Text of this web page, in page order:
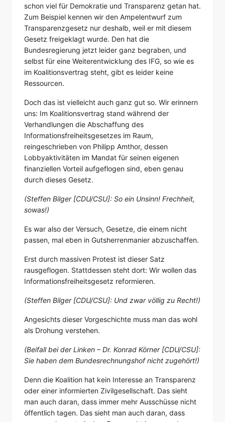
schon viel für Demokratie und Transparenz getan hat.
Zum Beispiel kennen wir den Ampelentwurf zum
Transparenzgesetz nur deshalb, weil er mit diesem
Gesetz freigeklagt wurde. Den hat die
Bundesregierung jetzt leider ganz begraben, und
selbst für eine Weiterentwicklung des IFG, so wie es
im Koalitionsvertrag steht, gibt es leider keine
Ressourcen.
Doch das ist vielleicht auch ganz gut so. Wir erinnern
uns: Im Koalitionsvertrag stand während der
Verhandlungen die Abschaffung des
Informationsfreiheitsgesetzes im Raum,
reingeschrieben von Philipp Amthor, dessen
Lobbyaktivitäten im Mandat für seinen eigenen
finanziellen Vorteil aufgeflogen sind, eben genau
durch dieses Gesetz.
(Steffen Bilger [CDU/CSU]: So ein Unsinn! Frechheit,
sowas!)
Es war also der Versuch, Gesetze, die einem nicht
passen, mal eben in Gutsherrenmanier abzuschaffen.
Erst durch massiven Protest ist dieser Satz
rausgeflogen. Stattdessen steht dort: Wir wollen das
Informationsfreiheitsgesetz reformieren.
(Steffen Bilger [CDU/CSU]: Und zwar völlig zu Recht!)
Angesichts dieser Vorgeschichte muss man das wohl
als Drohung verstehen.
(Beifall bei der Linken – Dr. Konrad Körner [CDU/CSU]:
Sie haben dem Bundesrechnungshof nicht zugehört!)
Denn die Koalition hat kein Interesse an Transparenz
oder einer informierten Zivilgesellschaft. Das sieht
man auch daran, dass immer mehr Ausschüsse nicht
öffentlich tagen. Das sieht man auch daran, dass